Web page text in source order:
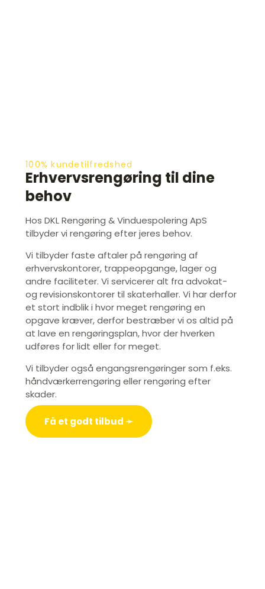
100% kundetilfredshed
Erhvervsrengøring til dine
behov
Hos DKL Rengøring & Vinduespolering ApS
tilbyder vi rengøring efter jeres behov.
Vi tilbyder faste aftaler på rengøring af
erhvervskontorer, trappeopgange, lager og
andre faciliteter. Vi servicerer alt fra advokat-
og revisionskontorer til skaterhaller. Vi har derfor
et stort indblik i hvor meget rengøring en
opgave kræver, derfor bestræber vi os altid på
at lave en rengøringsplan, hvor der hverken
udføres for lidt eller for meget.
Vi tilbyder også engangsrengøringer som f.eks.
håndværkerrengøring eller rengøring efter
skader.
Få et godt tilbud ➛